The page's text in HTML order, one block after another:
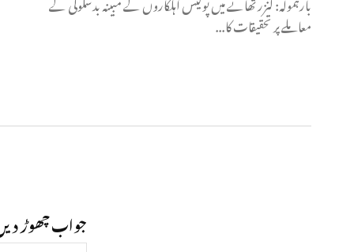
معاملے پر تحقیقات کا...
جواب چھوڑ